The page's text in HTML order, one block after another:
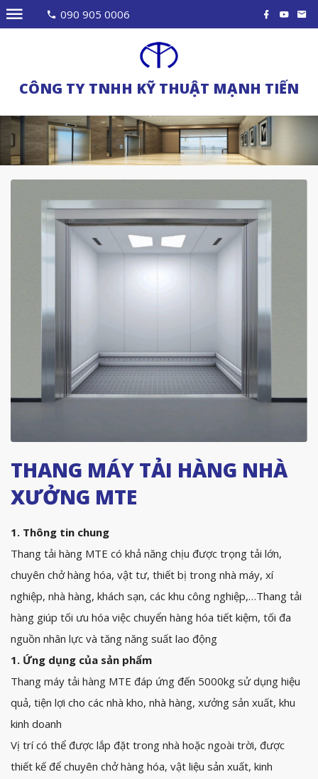
090 905 0006
CÔNG TY TNHH KỸ THUẬT MẠNH TIẾN
THANG MÁY TẢI HÀNG NHÀ
XƯỞNG MTE
1. Thông tin chung
Thang tải hàng MTE có khả năng chịu được trọng tải lớn,
chuyên chở hàng hóa, vật tư, thiết bị trong nhà máy, xí
nghiệp, nhà hàng, khách sạn, các khu công nghiệp,…Thang tải
hàng giúp tối ưu hóa việc chuyển hàng hóa tiết kiệm, tối đa
nguồn nhân lực và tăng năng suất lao động
1. Ứng dụng của sản phẩm
Thang máy tải hàng MTE đáp ứng đến 5000kg sử dụng hiệu
quả, tiện lợi cho các nhà kho, nhà hàng, xưởng sản xuất, khu
kinh doanh
Vị trí có thể được lắp đặt trong nhà hoặc ngoài trời, được
thiết kế để chuyên chở hàng hóa, vật liệu sản xuất, kinh